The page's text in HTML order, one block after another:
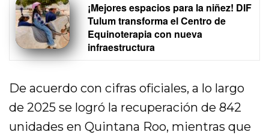
¡Mejores espacios para la niñez! DIF
Tulum transforma el Centro de
Equinoterapia con nueva
infraestructura
De acuerdo con cifras oficiales, a lo largo
de 2025 se logró la recuperación de 842
unidades en Quintana Roo, mientras que